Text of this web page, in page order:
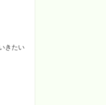
きたい